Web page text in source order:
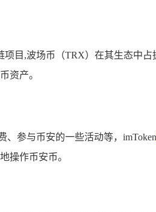
目,波场币（TRX）在其生态中
资产。
参与币安的一些活动等，imToken
操作币安币。